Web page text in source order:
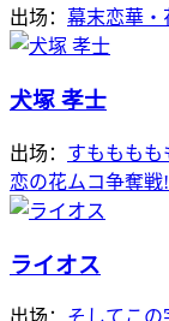
出场： 幕末恋華・
犬塚 孝士
出场： すもももも
恋の花ムコ争奪戦
ライオス